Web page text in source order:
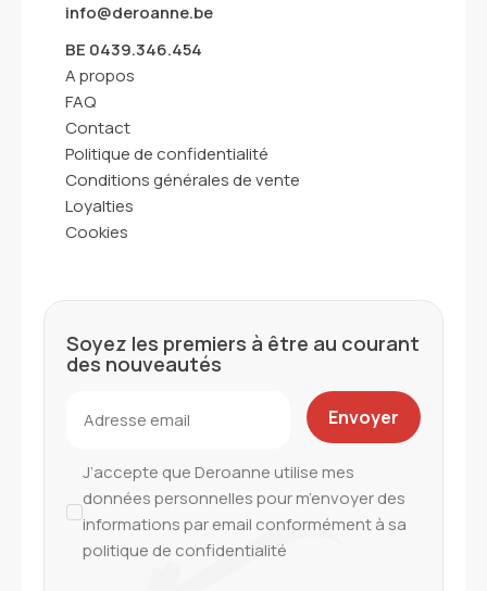
info@deroanne.be
BE 0439.346.454
A propos
FAQ
Contact
Politique de confidentialité
Conditions générales de vente
Loyalties
Cookies
Soyez les premiers à être au courant
des nouveautés
J’accepte que Deroanne utilise mes
données personnelles pour m’envoyer des
informations par email conformément à sa
politique de confidentialité